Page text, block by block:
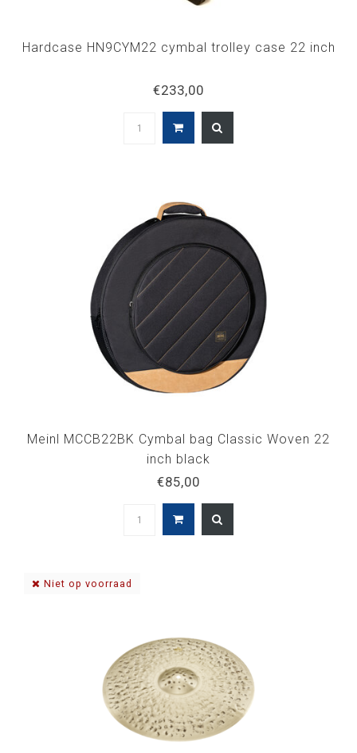
Hardcase HN9CYM22 cymbal trolley case 22 inch
€233,00
Meinl MCCB22BK Cymbal bag Classic Woven 22
inch black
€85,00
Niet op voorraad